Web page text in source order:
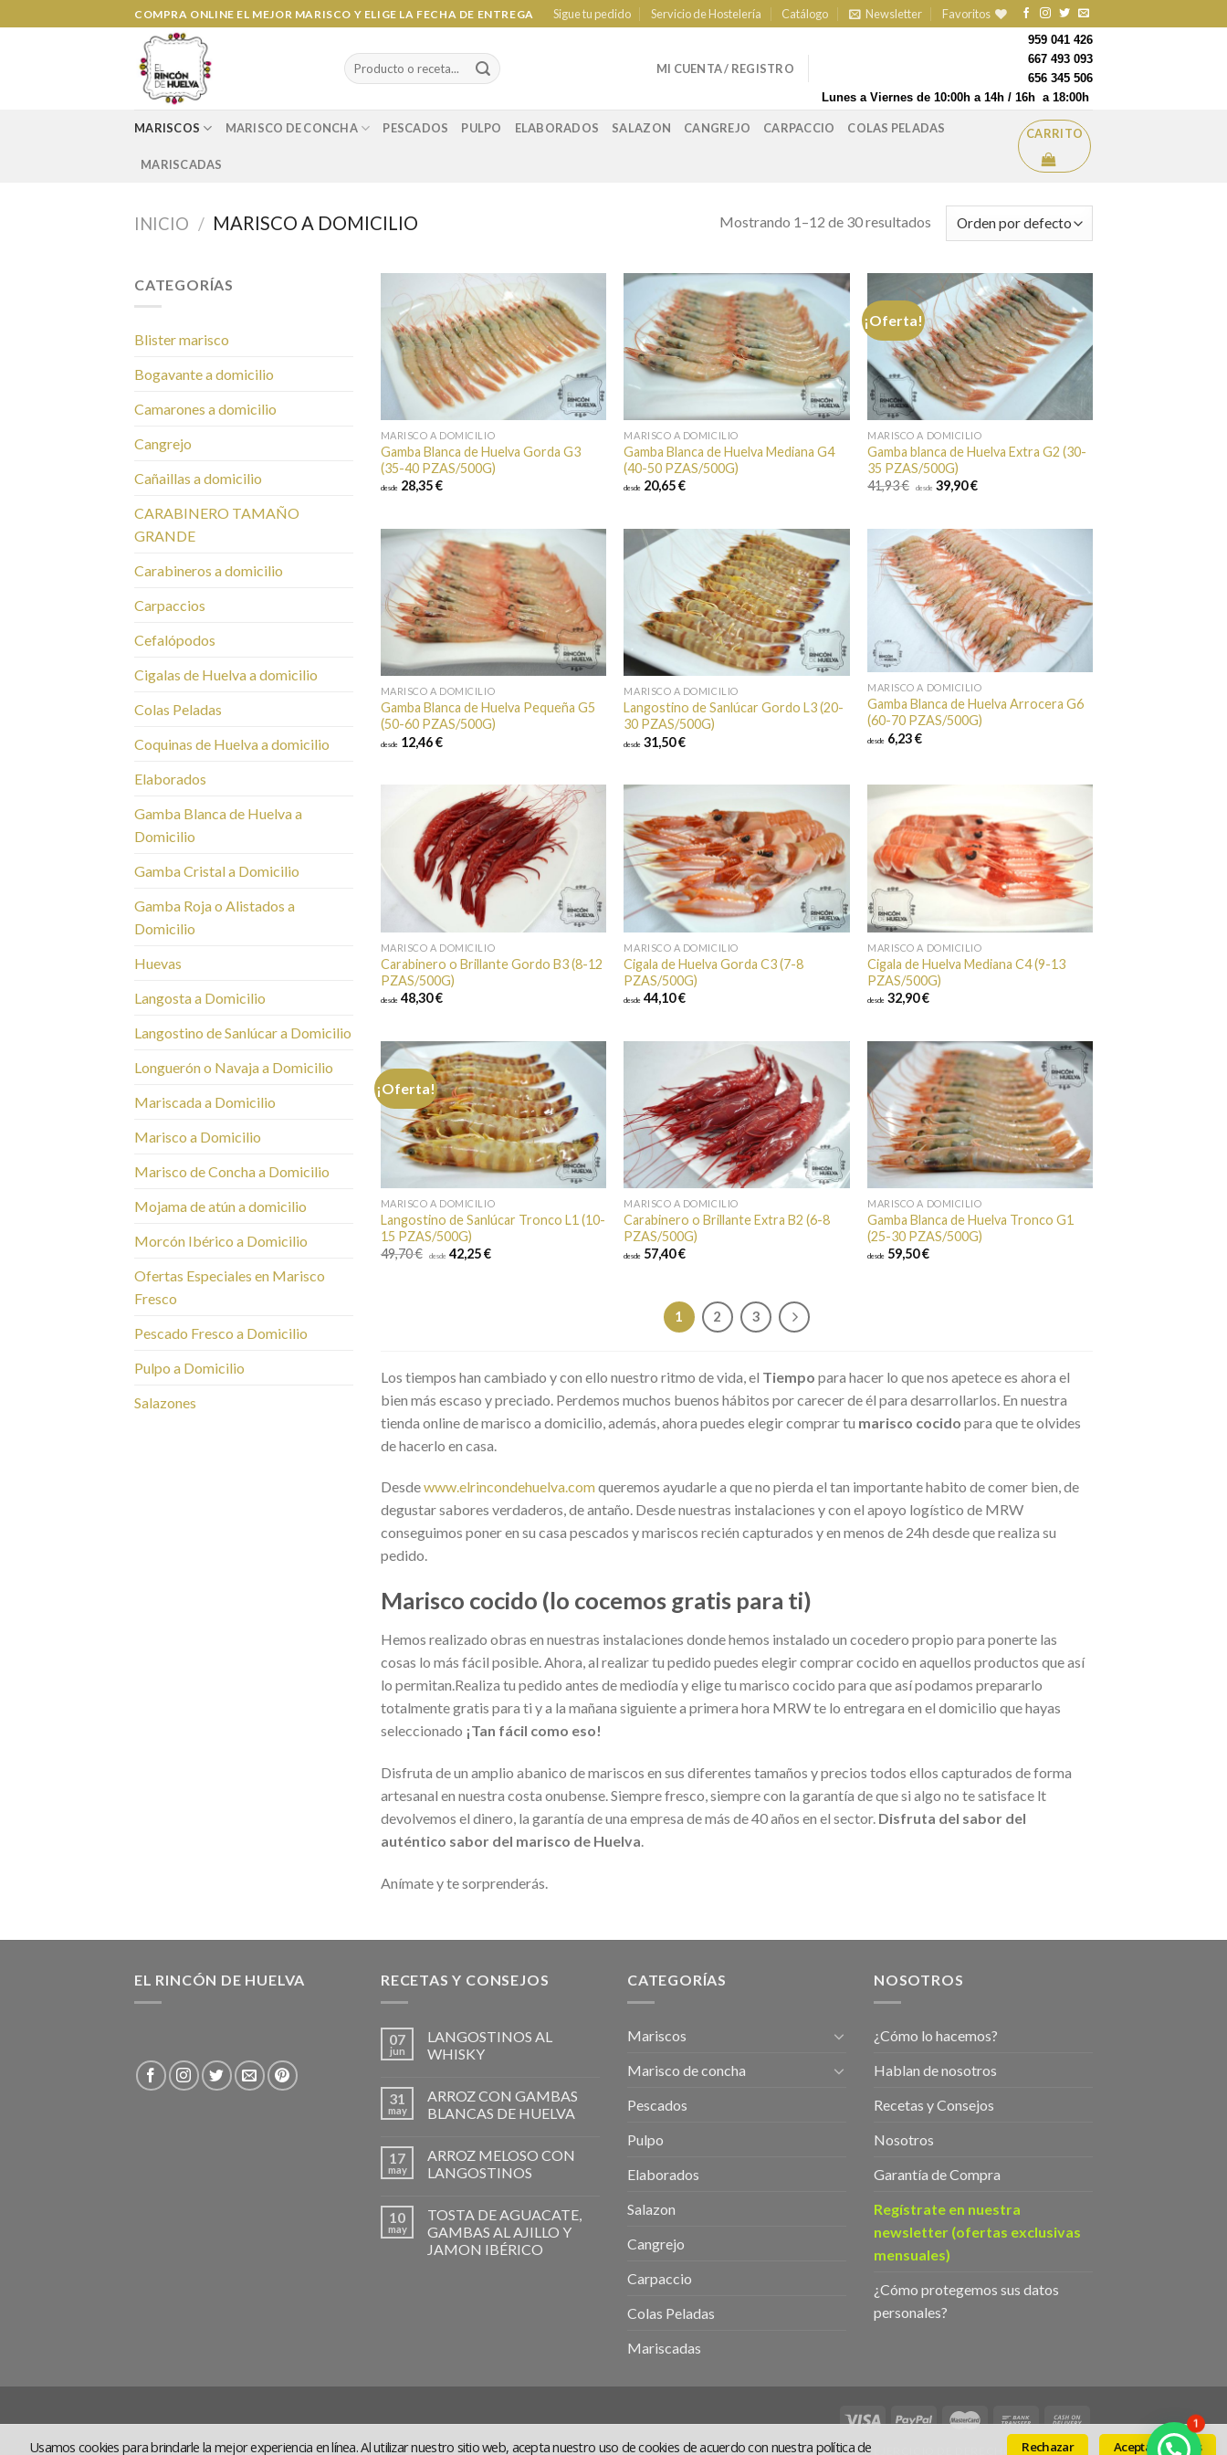
Usamos cookies para brindarle la mejor experiencia en línea. Al utilizar nuestro sitio web, acepta nuestro uso de cookies de acuerdo con nuestra política de
Aceptar cookies
Rechazar
al
COMPRA ONLINE EL MEJOR MARISCO Y ELIGE LA FECHA DE ENTREGA Sigue tu pedido Servicio de Hostelería Catálogo Newsletter Favoritos
Search
for:
MI CUENTA / REGISTRO
959 041 426
667 493 093
656 345 506
Lunes a Viernes de 10:00h a 14h / 16h a 18:00h
MARISCOS MARISCO DE CONCHA PESCADOS PULPO ELABORADOS SALAZON CANGREJO CARPACCIO COLAS PELADAS
MARISCADAS
CARRITO
INICIO / MARISCO A DOMICILIO Mostrando 1–12 de 30 resultados
CATEGORÍAS
Blister marisco
Bogavante a domicilio
Camarones a domicilio
Cangrejo
Cañaillas a domicilio
CARABINERO TAMAÑO
GRANDE
Carabineros a domicilio
Carpaccios
Cefalópodos
Cigalas de Huelva a domicilio
Colas Peladas
Coquinas de Huelva a domicilio
Elaborados
Gamba Blanca de Huelva a
Domicilio
Gamba Cristal a Domicilio
Gamba Roja o Alistados a
Domicilio
Huevas
Langosta a Domicilio
Langostino de Sanlúcar a Domicilio
Longuerón o Navaja a Domicilio
Mariscada a Domicilio
Marisco a Domicilio
Marisco de Concha a Domicilio
Mojama de atún a domicilio
Morcón Ibérico a Domicilio
Ofertas Especiales en Marisco
Fresco
Pescado Fresco a Domicilio
Pulpo a Domicilio
Salazones
Añadir a
favoritos
MARISCO A DOMICILIO
Gamba Blanca de Huelva Gorda G3
(35-40 PZAS/500G)
desde28,35 €
Añadir a
favoritos
MARISCO A DOMICILIO
Gamba Blanca de Huelva Mediana G4
(40-50 PZAS/500G)
desde 20,65 €
¡Oferta!
Añadir a
favoritos
MARISCO A DOMICILIO
Gamba blanca de Huelva Extra G2 (30-
35 PZAS/500G)
41,93 €
desde 39,90 €
Añadir a
favoritos
MARISCO A DOMICILIO
Gamba Blanca de Huelva Pequeña G5
(50-60 PZAS/500G)
desde12,46 €
Añadir a
favoritos
MARISCO A DOMICILIO
Langostino de Sanlúcar Gordo L3 (20-
30 PZAS/500G)
desde 31,50 €
Añadir a
favoritos
MARISCO A DOMICILIO
Gamba Blanca de Huelva Arrocera G6
(60-70 PZAS/500G)
desde 6,23 €
Añadir a
favoritos
MARISCO A DOMICILIO
Carabinero o Brillante Gordo B3 (8-12
PZAS/500G)
desde48,30 €
Añadir a
favoritos
MARISCO A DOMICILIO
Cigala de Huelva Gorda C3 (7-8
PZAS/500G)
desde 44,10 €
Añadir a
favoritos
MARISCO A DOMICILIO
Cigala de Huelva Mediana C4 (9-13
PZAS/500G)
desde 32,90 €
¡Oferta!
Añadir a
favoritos
MARISCO A DOMICILIO
Langostino de Sanlúcar Tronco L1 (10-
15 PZAS/500G)
49,70 €
desde 42,25 €
Añadir a
favoritos
MARISCO A DOMICILIO
Carabinero o Brillante Extra B2 (6-8
PZAS/500G)
desde 57,40 €
Añadir a
favoritos
MARISCO A DOMICILIO
Gamba Blanca de Huelva Tronco G1
(25-30 PZAS/500G)
desde 59,50 €
1 2 3
Los tiempos han cambiado y con ello nuestro ritmo de vida, el Tiempo para hacer lo que nos apetece es ahora el
bien más escaso y preciado. Perdemos muchos buenos hábitos por carecer de él para desarrollarlos. En nuestra
tienda online de marisco a domicilio, además, ahora puedes elegir comprar tu marisco cocido para que te olvides
de hacerlo en casa.
Desdewww.elrincondehuelva.comqueremos ayudarle a que no pierda el tan importante habito de comer bien, de
degustar sabores verdaderos, de antaño. Desde nuestras instalaciones y con el apoyo logístico de MRW
conseguimos poner en su casa pescados y mariscos recién capturados y en menos de 24h desde que realiza su
pedido.
Marisco cocido (lo cocemos gratis para ti)
Hemos realizado obras en nuestras instalaciones donde hemos instalado un cocedero propio para ponerte las
cosas lo más fácil posible. Ahora, al realizar tu pedido puedes elegir comprar cocido en aquellos productos que así
lo permitan.Realiza tu pedido antes de mediodía y elige tu marisco cocido para que así podamos prepararlo
totalmente gratis para ti y a la mañana siguiente a primera hora MRW te lo entregara en el domicilio que hayas
seleccionado ¡Tan fácil como eso!
Disfruta de un amplio abanico de mariscos en sus diferentes tamaños y precios todos ellos capturados de forma
artesanal en nuestra costa onubense. Siempre fresco, siempre con la garantía de que si algo no te satisface lt
devolvemos el dinero, la garantía de una empresa de más de 40 años en el sector. Disfruta del sabor del
auténtico sabor del marisco de Huelva.
Anímate y te sorprenderás.
EL RINCÓN DE HUELVA RECETAS Y CONSEJOS
07
jun
LANGOSTINOS AL
WHISKY
31
may
ARROZ CON GAMBAS
BLANCAS DE HUELVA
17
may
ARROZ MELOSO CON
LANGOSTINOS
10
may
TOSTA DE AGUACATE,
GAMBAS AL AJILLO Y
JAMON IBÉRICO
CATEGORÍAS
Mariscos
Marisco de concha
Pescados
Pulpo
Elaborados
Salazon
Cangrejo
Carpaccio
Colas Peladas
Mariscadas
NOSOTROS
¿Cómo lo hacemos?
Hablan de nosotros
Recetas y Consejos
Nosotros
Garantía de Compra
Regístrate en nuestra
newsletter (ofertas exclusivas
mensuales)
¿Cómo protegemos sus datos
personales?
CONTACTO HABLAN DE NOSOTROS AVISO LEGAL COOKIES POLÍTICA DE PRIVACIDAD COVID-19 TÉRMINOS Y CONDICIONES
1